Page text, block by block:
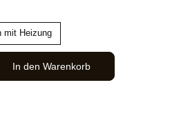
mit Heizung
gewünschten Wert ein oder benutze die
In den Warenkorb